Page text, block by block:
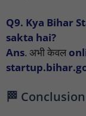
Q9. Kya Bihar
sakta hai?
Ans. अभी केवल
🏁